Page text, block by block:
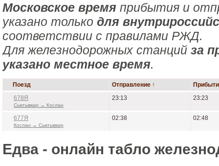
Московское время прибытия и
указано только для
соответствии с правилами РЖД.
Для железнодорожных станций за
указано местное время.
Поезд Отправление ↑
678Я
Сыктывкар → Кослан
23:13 23:23
677Я
Кослан → Сыктывкар
02:38 02:48
Едва - онлайн табло